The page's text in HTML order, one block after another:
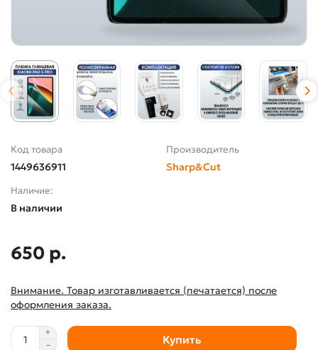
Код товара
1449636911
Производитель
Sharp&Cut
Наличие:
В наличии
650 р.
Внимание. Товар изготавливается (печатается) после
оформления заказа.
Купить